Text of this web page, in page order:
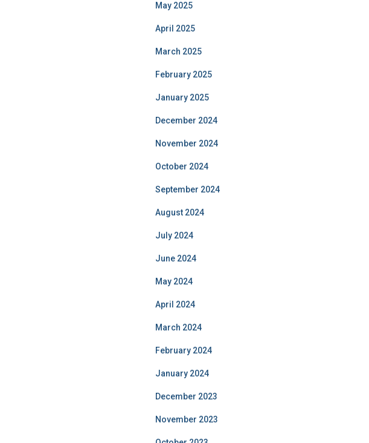
May 2025
April 2025
March 2025
February 2025
January 2025
December 2024
November 2024
October 2024
September 2024
August 2024
July 2024
June 2024
May 2024
April 2024
March 2024
February 2024
January 2024
December 2023
November 2023